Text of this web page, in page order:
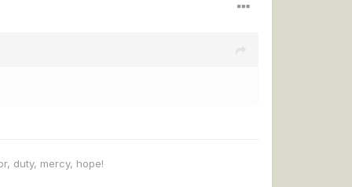
duty, mercy, hope!